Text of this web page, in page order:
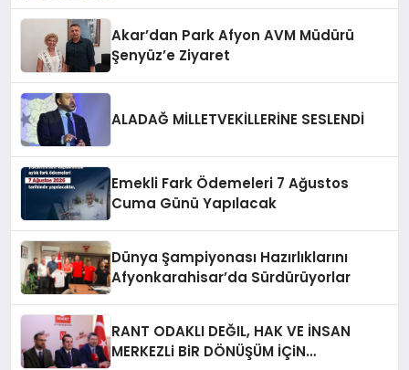
Akar’dan Park Afyon AVM Müdürü
Şenyüz’e Ziyaret
ALADAĞ MİLLETVEKİLLERİNE SESLENDİ
Emekli Fark Ödemeleri 7 Ağustos
Cuma Günü Yapılacak
Dünya Şampiyonası Hazırlıklarını
Afyonkarahisar’da Sürdürüyorlar
RANT ODAKLI DEĞIL, HAK VE İNSAN
MERKEZLi BiR DÖNÜŞÜM İÇiN